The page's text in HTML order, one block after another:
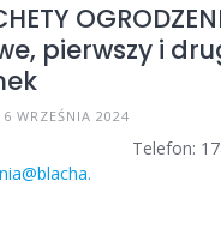
pierwszy i
WRZEŚNIA 2024
Telefon: